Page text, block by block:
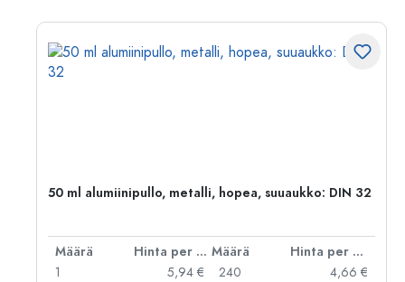
50 ml alumiinipullo, metalli, hopea, suuaukko: DIN 32
Määrä Hinta per kpl Määrä
Hinta per kpl
1
5,94 €
240
4,66 €